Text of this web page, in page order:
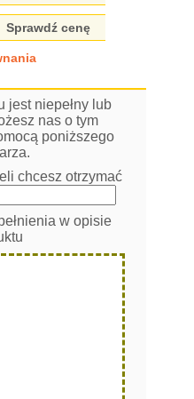
Sprawdź cenę
jest niepełny lub
nas o tym
poniższego
chcesz otrzymać
w opisie